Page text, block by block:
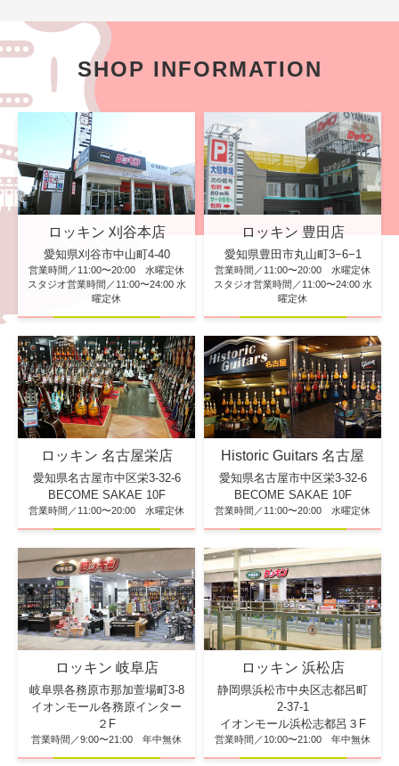
SHOP INFORMATION
ロッキン 刈谷本店
愛知県刈谷市中山町4-40
営業時間／11:00〜20:00 水曜定休
スタジオ営業時間／11:00〜24:00 水
曜定休
ロッキン 豊田店
愛知県豊田市丸山町3−6−1
営業時間／11:00〜20:00 水曜定休
スタジオ営業時間／11:00〜24:00 水
曜定休
ロッキン 名古屋栄店
愛知県名古屋市中区栄3-32-6
BECOME SAKAE 10F
営業時間／11:00〜20:00 水曜定休
Historic Guitars 名古屋
愛知県名古屋市中区栄3-32-6
BECOME SAKAE 10F
営業時間／11:00〜20:00 水曜定休
ロッキン 岐阜店
岐阜県各務原市那加萱場町3-8
イオンモール各務原インター
２F
営業時間／9:00〜21:00 年中無休
ロッキン 浜松店
静岡県浜松市中央区志都呂町
2-37-1
イオンモール浜松志都呂３F
営業時間／10:00〜21:00 年中無休